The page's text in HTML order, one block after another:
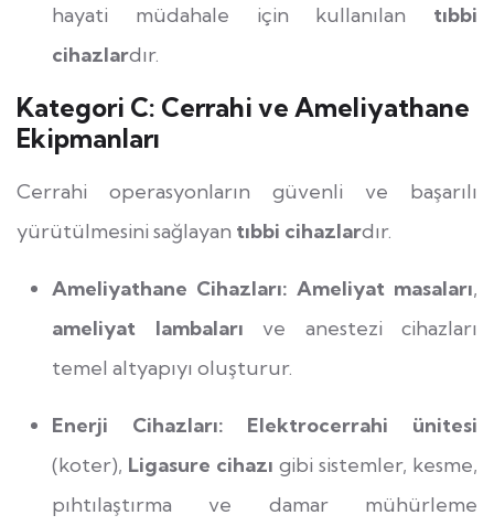
hayati müdahale için kullanılan tıbbi
cihazlardır.
Kategori C: Cerrahi ve Ameliyathane
Ekipmanları
Cerrahi operasyonların güvenli ve başarılı
yürütülmesini sağlayan tıbbi cihazlardır.
Ameliyathane Cihazları: Ameliyat masaları,
ameliyat lambaları ve anestezi cihazları
temel altyapıyı oluşturur.
Enerji Cihazları:
Elektrocerrahi ünitesi
(koter), Ligasure cihazı gibi sistemler, kesme,
pıhtılaştırma ve damar mühürleme